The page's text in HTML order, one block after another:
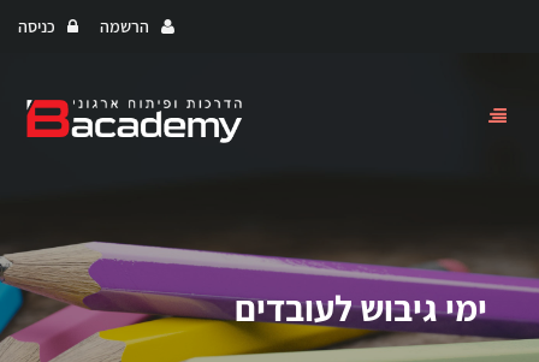
הרשמה כניסה
Toggle
ימי גיבוש לעובדים